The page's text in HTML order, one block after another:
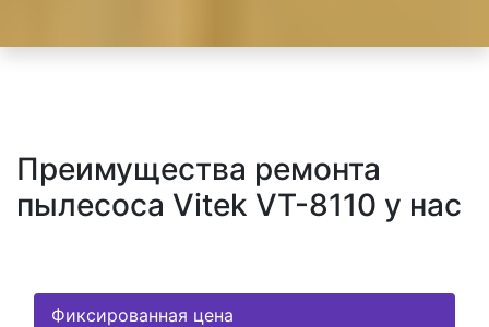
Преимущества ремонта
пылесоса Vitek VT-8110 у нас
Фиксированная цена